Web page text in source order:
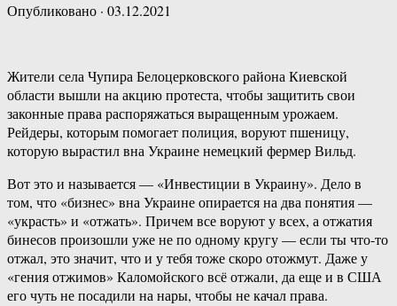
Опубликовано · 03.12.2021
Жители села Чупира Белоцерковского района Киевской
области вышли на акцию протеста, чтобы защитить свои
законные права распоряжаться выращенным урожаем.
Рейдеры, которым помогает полиция, воруют пшеницу,
которую вырастил вна Украине немецкий фермер Вильд.
Вот это и называется — «Инвестиции в Украину». Дело в
том, что «бизнес» вна Украине опирается на два понятия —
«украсть» и «отжать». Причем все воруют у всех, а отжатия
бинесов произошли уже не по одному кругу — если ты что-то
отжал, это значит, что и у тебя тоже скоро отожмут. Даже у
«гения отжимов» Каломойского всё отжали, да еще и в США
его чуть не посадили на нары, чтобы не качал права.